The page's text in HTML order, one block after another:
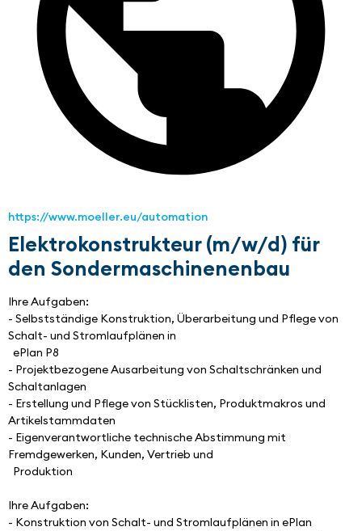
https://www.moeller.eu/automation
Elektrokonstrukteur (m/w/d) für
den Sondermaschinenenbau
Ihre Aufgaben:
- Selbstständige Konstruktion, Überarbeitung und Pflege von
Schalt- und Stromlaufplänen in
  ePlan P8
- Projektbezogene Ausarbeitung von Schaltschränken und
Schaltanlagen
- Erstellung und Pflege von Stücklisten, Produktmakros und
Artikelstammdaten
- Eigenverantwortliche technische Abstimmung mit
Fremdgewerken, Kunden, Vertrieb und
  Produktion
Ihre Aufgaben:
- Konstruktion von Schalt- und Stromlaufplänen in ePlan